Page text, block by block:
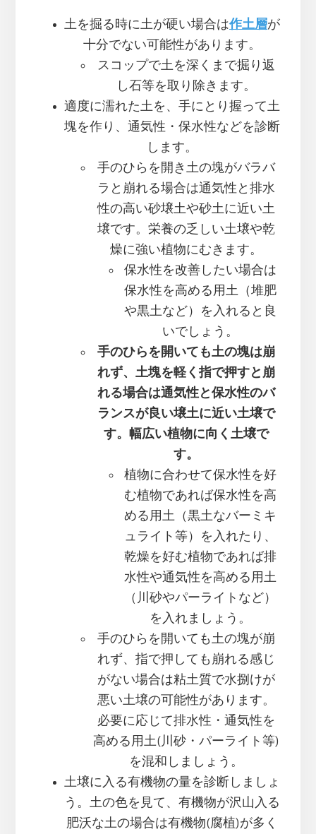
土を掘る時に土が硬い場合は作土層が
十分でない可能性があります。
スコップで土を深くまで掘り返
し石等を取り除きます。
適度に濡れた土を、手にとり握って土
塊を作り、通気性・保水性などを診断
します。
手のひらを開き土の塊がバラバ
ラと崩れる場合は通気性と排水
性の高い砂壌土や砂土に近い土
壌です。栄養の乏しい土壌や乾
燥に強い植物にむきます。
保水性を改善したい場合は
保水性を高める用土（堆肥
や黒土など）を入れると良
いでしょう。
手のひらを開いても土の塊は崩
れず、土塊を軽く指で押すと崩
れる場合は通気性と保水性のバ
ランスが良い壌土に近い土壌で
す。幅広い植物に向く土壌で
す。
植物に合わせて保水性を好
む植物であれば保水性を高
める用土（黒土なバーミキ
ュライト等）を入れたり、
乾燥を好む植物であれば排
水性や通気性を高める用土
（川砂やパーライトなど）
を入れましょう。
手のひらを開いても土の塊が崩
れず、指で押しても崩れる感じ
がない場合は粘土質で水捌けが
悪い土壌の可能性があります。
必要に応じて排水性・通気性を
高める用土(川砂・パーライト等)
を混和しましょう。
土壌に入る有機物の量を診断しましょ
う。土の色を見て、有機物が沢山入る
肥沃な土の場合は有機物(腐植)が多く